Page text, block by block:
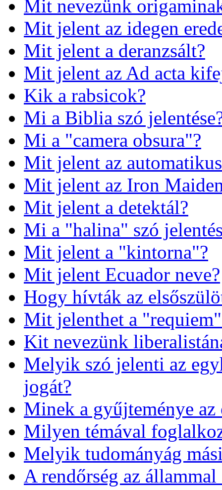
Mit nevezünk
Mit jelent az idegen
Mit jelent a deranzsált?
Mit jelent az Ad acta
Kik a rabsicok?
Mi a Biblia szó
Mi a "camera obsura"?
Mit jelent az
Mit jelent az Iron
Mit jelent a detektál?
Mi a "halina" szó
Mit jelent a "kintorna"?
Mit jelent Ecuador neve?
Hogy hívták az
Mit jelenthet a
Kit nevezünk
Melyik szó jelenti az
jogát?
Minek a gyűjteménye az
Milyen témával
Melyik tudományág
A rendőrség az